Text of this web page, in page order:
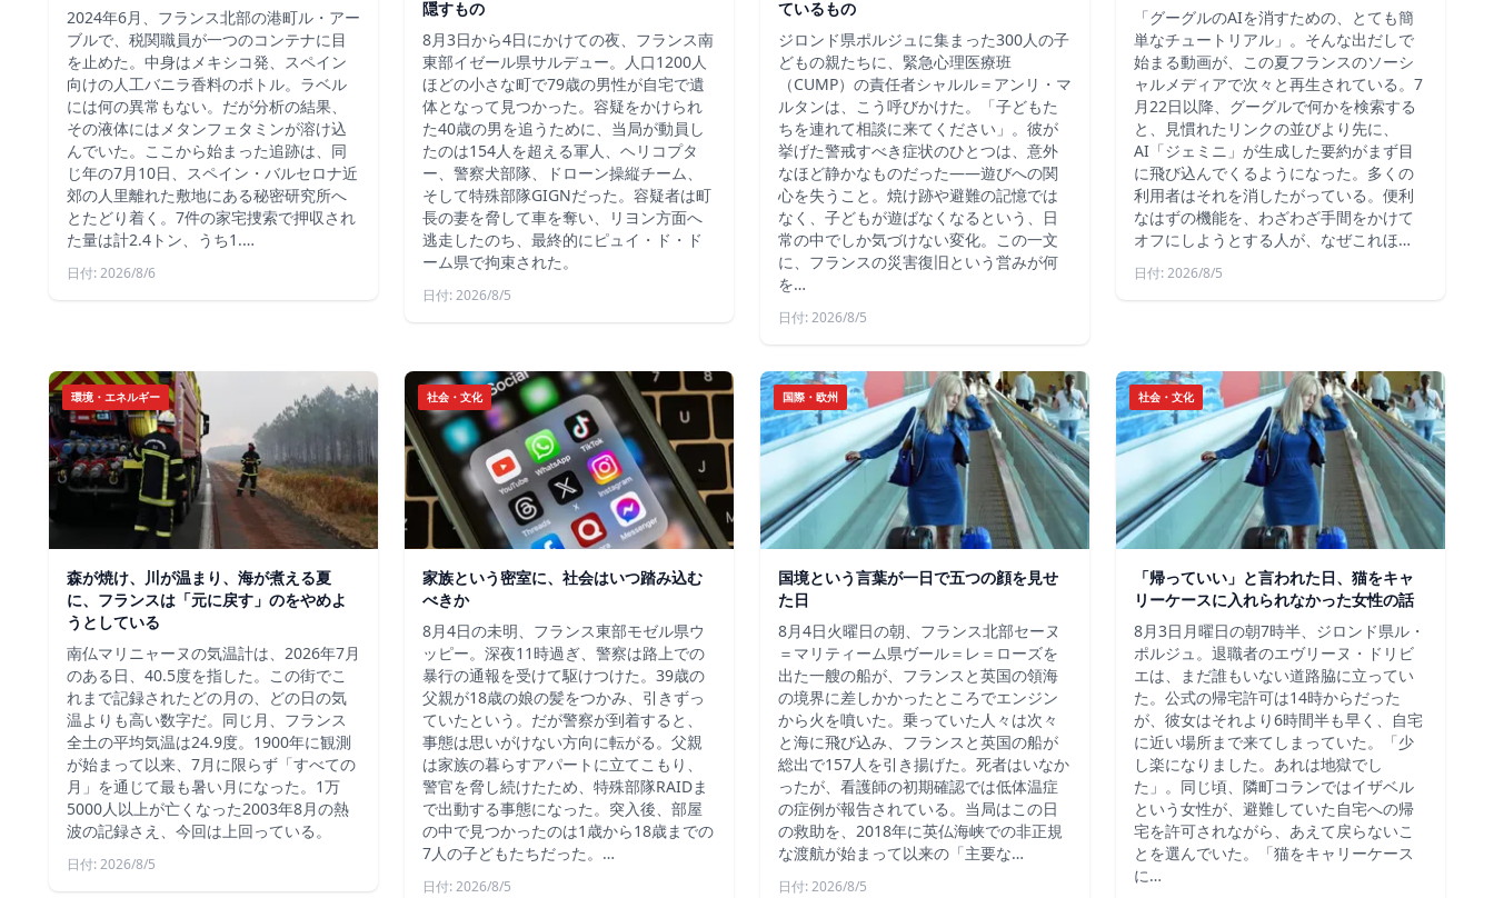
2024年6月、フランス北部の港町ル・アー
ブルで、税関職員が一つのコンテナに目
を止めた。中身はメキシコ発、スペイン
向けの人工バニラ香料のボトル。ラベル
には何の異常もない。だが分析の結果、
その液体にはメタンフェタミンが溶け込
んでいた。ここから始まった追跡は、同
じ年の7月10日、スペイン・バルセロナ近
郊の人里離れた敷地にある秘密研究所へ
とたどり着く。7件の家宅捜索で押収され
た量は計2.4トン、うち1.…
日付: 2026/8/6
隠すもの
8月3日から4日にかけての夜、フランス南
東部イゼール県サルデュー。人口1200人
ほどの小さな町で79歳の男性が自宅で遺
体となって見つかった。容疑をかけられ
た40歳の男を追うために、当局が動員し
たのは154人を超える軍人、ヘリコプタ
ー、警察犬部隊、ドローン操縦チーム、
そして特殊部隊GIGNだった。容疑者は町
長の妻を脅して車を奪い、リヨン方面へ
逃走したのち、最終的にピュイ・ド・ド
ーム県で拘束された。
日付: 2026/8/5
ているもの
ジロンド県ポルジュに集まった300人の子
どもの親たちに、緊急心理医療班
（CUMP）の責任者シャルル＝アンリ・マ
ルタンは、こう呼びかけた。「子どもた
ちを連れて相談に来てください」。彼が
挙げた警戒すべき症状のひとつは、意外
なほど静かなものだった――遊びへの関
心を失うこと。焼け跡や避難の記憶では
なく、子どもが遊ばなくなるという、日
常の中でしか気づけない変化。この一文
に、フランスの災害復旧という営みが何
を…
日付: 2026/8/5
「グーグルのAIを消すための、とても簡
単なチュートリアル」。そんな出だしで
始まる動画が、この夏フランスのソーシ
ャルメディアで次々と再生されている。7
月22日以降、グーグルで何かを検索する
と、見慣れたリンクの並びより先に、
AI「ジェミニ」が生成した要約がまず目
に飛び込んでくるようになった。多くの
利用者はそれを消したがっている。便利
なはずの機能を、わざわざ手間をかけて
オフにしようとする人が、なぜこれほ…
日付: 2026/8/5
環境・エネルギー
森が焼け、川が温まり、海が煮える夏
に、フランスは「元に戻す」のをやめよ
うとしている
南仏マリニャーヌの気温計は、2026年7月
のある日、40.5度を指した。この街でこ
れまで記録されたどの月の、どの日の気
温よりも高い数字だ。同じ月、フランス
全土の平均気温は24.9度。1900年に観測
が始まって以来、7月に限らず「すべての
月」を通じて最も暑い月になった。1万
5000人以上が亡くなった2003年8月の熱
波の記録さえ、今回は上回っている。
日付: 2026/8/5
社会・文化
家族という密室に、社会はいつ踏み込む
べきか
8月4日の未明、フランス東部モゼル県ウ
ッピー。深夜11時過ぎ、警察は路上での
暴行の通報を受けて駆けつけた。39歳の
父親が18歳の娘の髪をつかみ、引きずっ
ていたという。だが警察が到着すると、
事態は思いがけない方向に転がる。父親
は家族の暮らすアパートに立てこもり、
警官を脅し続けたため、特殊部隊RAIDま
で出動する事態になった。突入後、部屋
の中で見つかったのは1歳から18歳までの
7人の子どもたちだった。…
日付: 2026/8/5
国際・欧州
国境という言葉が一日で五つの顔を見せ
た日
8月4日火曜日の朝、フランス北部セーヌ
＝マリティーム県ヴール＝レ＝ローズを
出た一艘の船が、フランスと英国の領海
の境界に差しかかったところでエンジン
から火を噴いた。乗っていた人々は次々
と海に飛び込み、フランスと英国の船が
総出で157人を引き揚げた。死者はいなか
ったが、看護師の初期確認では低体温症
の症例が報告されている。当局はこの日
の救助を、2018年に英仏海峡での非正規
な渡航が始まって以来の「主要な…
日付: 2026/8/5
社会・文化
「帰っていい」と言われた日、猫をキャ
リーケースに入れられなかった女性の話
8月3日月曜日の朝7時半、ジロンド県ル・
ポルジュ。退職者のエヴリーヌ・ドリビ
エは、まだ誰もいない道路脇に立ってい
た。公式の帰宅許可は14時からだった
が、彼女はそれより6時間半も早く、自宅
に近い場所まで来てしまっていた。「少
し楽になりました。あれは地獄でし
た」。同じ頃、隣町コランではイザベル
という女性が、避難していた自宅への帰
宅を許可されながら、あえて戻らないこ
とを選んでいた。「猫をキャリーケース
に…